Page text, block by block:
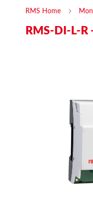
RMS Home
RMS-DI-L-R